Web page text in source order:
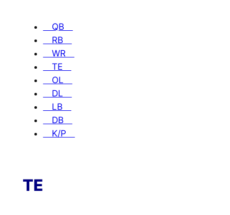
QB
RB
WR
TE
OL
DL
LB
DB
K/P
TE